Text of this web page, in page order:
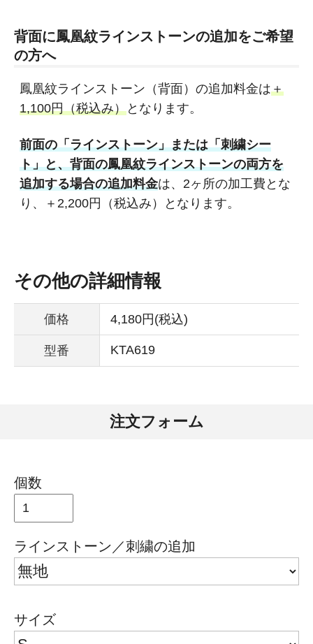
背面に鳳凰紋ラインストーンの追加をご希望
の方へ
鳳凰紋ラインストーン（背面）の追加料金は＋
1,100円（税込み）となります。
前面の「ラインストーン」または「刺繍シー
ト」と、背面の鳳凰紋ラインストーンの両方を
追加する場合の追加料金は、2ヶ所の加工費とな
り、＋2,200円（税込み）となります。
その他の詳細情報
価格 4,180円(税込)
型番 KTA619
注文フォーム
個数
ラインストーン／刺繍の追加
サイズ